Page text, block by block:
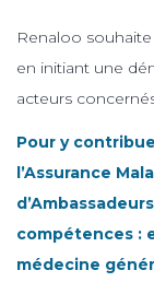
Renaloo
en initiant une
acteurs
Pour y
l’Assurance
compétences :
médecine